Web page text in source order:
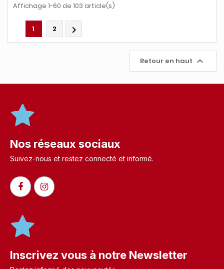
Affichage 1-60 de 103 article(s)
1 2 
Retour en haut 
Nos réseaux sociaux
Suivez-nous et restez connecté et informé.​
Inscrivez vous à notre Newsletter